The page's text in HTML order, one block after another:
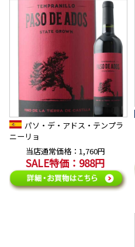
パソ・デ・アドス・テンプラ
ニーリョ
当店通常価格：1,760円
SALE特価：988円